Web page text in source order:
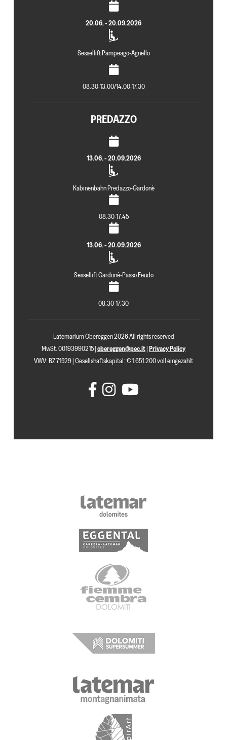
20.06. - 20.09.2026
Sessellift Pampeago-Agnello
08.30-13.00/14.00-17.30
PREDAZZO
13.06. - 20.09.2026
Kabinenbahn Predazzo-Gardonè
08.30-17.45
13.06. - 20.09.2026
Sessellift Gardonè-Passo Feudo
08.30-17.30
Latemarium Obereggen 2026 All rights reserved
MwSt. 00193990215 |obereggen@pec.it|Privacy Policy
VWV: BZ 71529 | Gesellshaftskapital: € 1.651.200 voll eingezahlt